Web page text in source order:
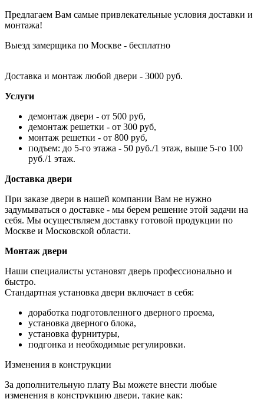
Предлагаем Вам самые привлекательные условия доставки и
монтажа!
Выезд замерщика по Москве - бесплатно
Доставка и монтаж любой двери - 3000 руб.
Услуги
демонтаж двери - от 500 руб,
демонтаж решетки - от 300 руб,
монтаж решетки - от 800 руб,
подъем: до 5-го этажа - 50 руб./1 этаж, выше 5-го 100
руб./1 этаж.
Доставка двери
При заказе двери в нашей компании Вам не нужно
задумываться о доставке - мы берем решение этой задачи на
себя. Мы осуществляем доставку готовой продукции по
Москве и Московской области.
Монтаж двери
Наши специалисты установят дверь профессионально и
быстро.
Стандартная установка двери включает в себя:
доработка подготовленного дверного проема,
установка дверного блока,
установка фурнитуры,
подгонка и необходимые регулировки.
Изменения в конструкции
За дополнительную плату Вы можете внести любые
изменения в конструкцию двери, такие как: